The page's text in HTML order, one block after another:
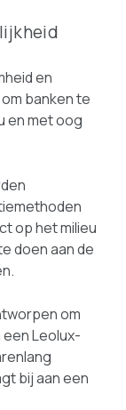
en
banken te
en met oog
op het milieu
doen aan de
om
Leolux-
bij aan een